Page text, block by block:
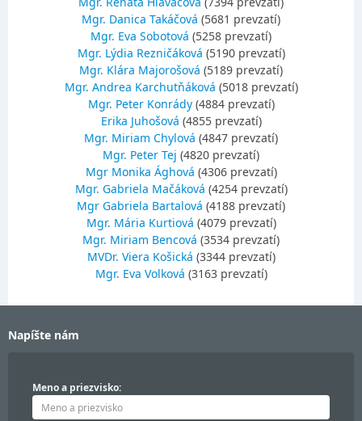
Mgr. Danica Takáčová (5681 prevzatí)
Mgr. Eva Sobotová (5258 prevzatí)
Mgr. Lýdia Rezničáková (5190 prevzatí)
Mgr. Klára Majorošová (5189 prevzatí)
Mgr. Andrea Karchutňáková (5018 prevzatí)
Mgr. Peter Konrády(4884 prevzatí)
Erika Juhošová (4855 prevzatí)
Mgr. Miriam Chylová (4847 prevzatí)
Mgr. Peter Tej (4820 prevzatí)
Mgr Monika Ághová (4306 prevzatí)
Mgr. Gabriela Mačáková (4254 prevzatí)
Mgr Gabriela Bartalová (4188 prevzatí)
Mgr. Mária Kurtiová (4079 prevzatí)
Mgr. Miriam Bencová (3534 prevzatí)
MVDr. Viera Košická (3344 prevzatí)
Mgr. Eva Volková (3163 prevzatí)
Napíšte nám
Meno a priezvisko: